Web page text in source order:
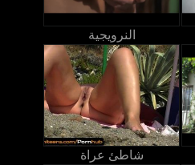
النرويجية
شاطئ عراة